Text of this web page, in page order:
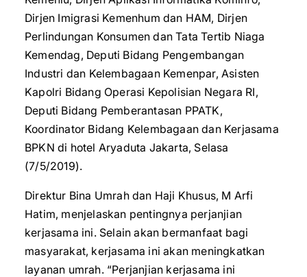
Dirjen Imigrasi Kemenhum dan HAM, Dirjen
Perlindungan Konsumen dan Tata Tertib Niaga
Kemendag, Deputi Bidang Pengembangan
Industri dan Kelembagaan Kemenpar, Asisten
Kapolri Bidang Operasi Kepolisian Negara RI,
Deputi Bidang Pemberantasan PPATK,
Koordinator Bidang Kelembagaan dan Kerjasama
BPKN di hotel Aryaduta Jakarta, Selasa
(7/5/2019).
Direktur Bina Umrah dan Haji Khusus, M Arfi
Hatim, menjelaskan pentingnya perjanjian
kerjasama ini. Selain akan bermanfaat bagi
masyarakat, kerjasama ini akan meningkatkan
layanan umrah. “Perjanjian kerjasama ini